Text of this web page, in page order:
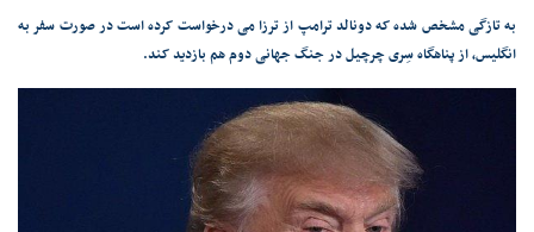
به تازگی مشخص شده که دونالد ترامپ از ترزا می‌ درخواست کرده است در صورت سفر به
انگلیس، از پناهگاه سِری چرچیل در جنگ جهانی دوم هم بازدید کند.